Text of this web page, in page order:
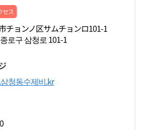
セス
チョンノ区サムチョンロ101-1
로구 삼청로 101-1
청동수제비.kr